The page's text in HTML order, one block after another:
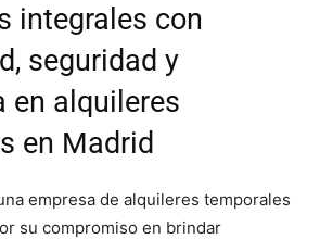
integrales con
seguridad y
en alquileres
en Madrid
empresa de alquileres temporales
su compromiso en brindar